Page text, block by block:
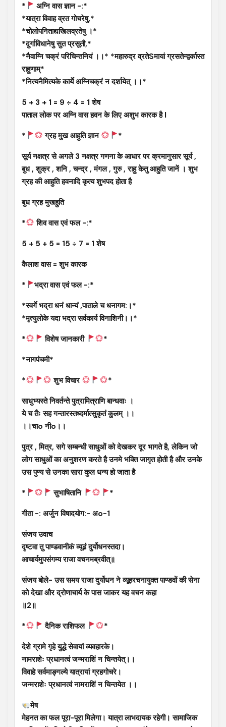
*
अग्नि वास ज्ञान -:*
*यात्रा विवाह व्रत गोचरेषु,*
*चोलोपनिताद्यखिलव्रतेषु ।*
*दुर्गाविधानेषु सुत प्रसूतौ,*
*नैवाग्नि चक्रं परिचिन्तनियं ।।* *महारुद्र व्रतेSमायां ग्रसतेन्द्वर्कास्त
राहुणाम्*
*नित्यनैमित्यके कार्ये अग्निचक्रं न दर्शायेत् ।।*
5 + 3 + 1 = 9 ÷ 4 = 1 शेष
पाताल लोक पर अग्नि वास हवन के लिए अशुभ कारक है l
* ग्रह मुख आहुति ज्ञान *
सूर्य नक्षत्र से अगले 3 नक्षत्र गणना के आधार पर क्रमानुसार सूर्य ,
बुध , शुक्र , शनि , चन्द्र , मंगल , गुरु , राहु केतु आहुति जानें । शुभ
ग्रह की आहुति हवनादि कृत्य शुभपद होता है
बुध ग्रह मुखहुति
* शिव वास एवं फल -:*
5 + 5 + 5 = 15 ÷ 7 = 1 शेष
कैलाश वास = शुभ कारक
* भद्रा वास एवं फल -:*
*स्वर्गे भद्रा धनं धान्यं ,पाताले च धनागम:।*
*मृत्युलोके यदा भद्रा सर्वकार्य विनाशिनी।।*
* विशेष जानकारी *
*नागपंचमी*
* शुभ विचार *
साधुभ्यस्ते निवर्तन्ते पुत्रामित्राणि बान्धवाः ।
ये च तैः सह गन्तारस्तध्दर्मात्सुकृतं कुलम् ।।
।।चाo नीo।।
पुत्र , मित्र, सगे सम्बन्धी साधुओं को देखकर दूर भागते है, लेकिन जो
लोग साधुओं का अनुशरण करते है उनमे भक्ति जागृत होती है और उनके
उस पुण्य से उनका सारा कुल धन्य हो जाता है
* सुभाषितानि *
गीता -: अर्जुन विषादयोग:- अo-1
संजय उवाच
दृष्टवा तु पाण्डवानीकं व्यूढं दुर्योधनस्तदा।
आचार्यमुपसंगम्य राजा वचनमब्रवीत्‌॥
संजय बोले- उस समय राजा दुर्योधन ने व्यूहरचनायुक्त पाण्डवों की सेना
को देखा और द्रोणाचार्य के पास जाकर यह वचन कहा
॥2॥
* दैनिक राशिफल *
देशे ग्रामे गृहे युद्धे सेवायां व्यवहारके।
नामराशेः प्रधानत्वं जन्मराशिं न चिन्तयेत्।।
विवाहे सर्वमाङ्गल्ये यात्रायां ग्रहगोचरे।
जन्मराशेः प्रधानत्वं नामराशिं न चिन्तयेत ।।
मेष
मेहनत का फल पूरा-पूरा मिलेगा। यात्रा लाभदायक रहेगी। सामाजिक